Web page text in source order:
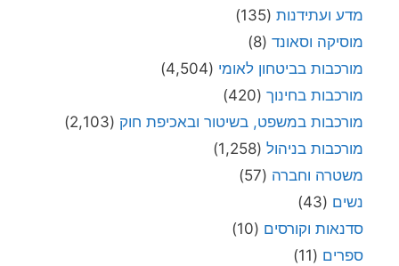
מדע ועתידנות (135)
מוסיקה וסאונד (8)
מורכבות בביטחון לאומי (4,504)
מורכבות בחינוך (420)
מורכבות במשפט, בשיטור ובאכיפת חוק (2,103)
מורכבות בניהול (1,258)
משטרה וחברה (57)
נשים (43)
סדנאות וקורסים (10)
ספרים (11)